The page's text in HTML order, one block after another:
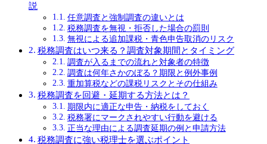
説
任意調査と強制調査の違いとは
税務調査を無視・拒否した場合の罰則
無視による追加課税・青色申告取消のリスク
税務調査はいつ来る？調査対象期間とタイミング
調査が入るまでの流れと対象者の特徴
調査は何年さかのぼる？期限と例外事例
重加算税などの課税リスクとその仕組み
税務調査を回避・延期する方法とは？
期限内に適正な申告・納税をしておく
税務署にマークされやすい行動を避ける
正当な理由による調査延期の例と申請方法
税務調査に強い税理士を選ぶポイント